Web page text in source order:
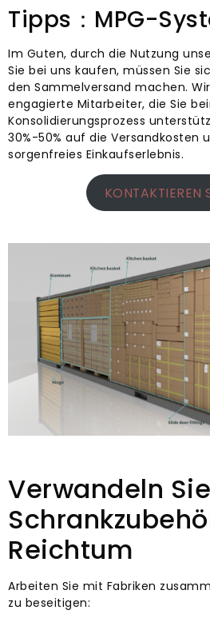
Tipps：MPG-
Im Guten, durch die Nutzung
Sie bei uns kaufen, müssen Sie
den Sammelversand machen.
engagierte Mitarbeiter, die Sie
Konsolidierungsprozess
30%-50% auf die Versandkosten
sorgenfreies Einkaufserlebnis.
KONTAKTIEREN
Verwandeln Sie
Reichtum
Arbeiten Sie mit Fabriken
zu beseitigen: